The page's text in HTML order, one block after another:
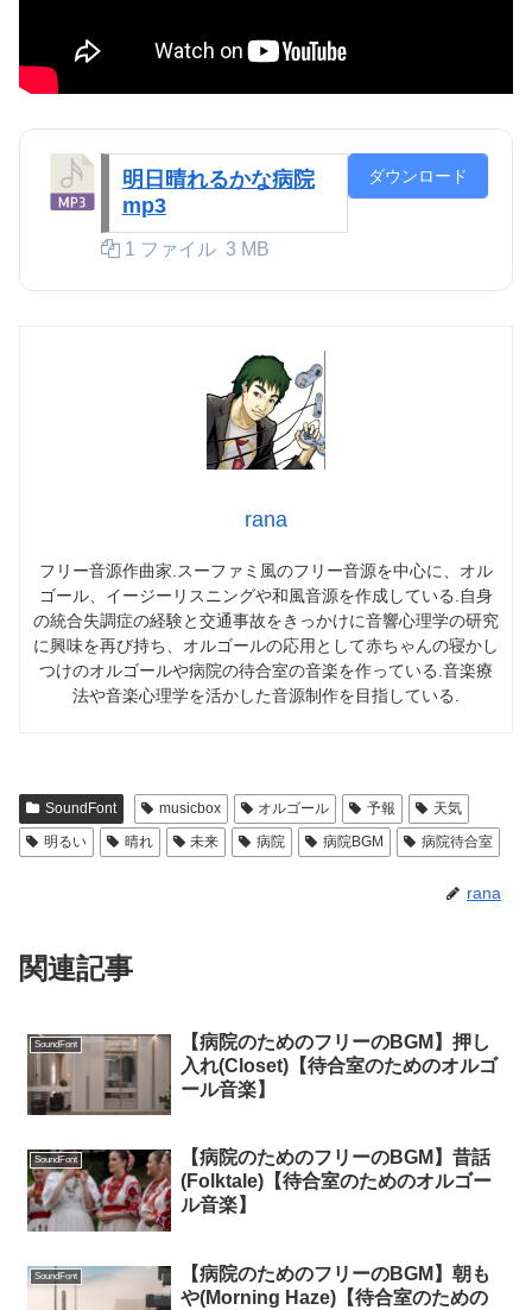
明日晴れるかな病院
mp3
1 ファイル 3 MB
ダウンロード
rana
フリー音源作曲家.スーファミ風のフリー音源を中心に、オル
ゴール、イージーリスニングや和風音源を作成している.自身
の統合失調症の経験と交通事故をきっかけに音響心理学の研究
に興味を再び持ち、オルゴールの応用として赤ちゃんの寝かし
つけのオルゴールや病院の待合室の音楽を作っている.音楽療
法や音楽心理学を活かした音源制作を目指している.
SoundFont musicbox オルゴール 予報
天気
明るい
晴れ 未来 病院 病院BGM 病院待合室
rana
関連記事
SoundFont
【病院のためのフリーのBGM】押し
入れ(Closet)【待合室のためのオルゴ
ール音楽】
SoundFont
【病院のためのフリーのBGM】昔話
(Folktale)【待合室のためのオルゴー
ル音楽】
SoundFont
【病院のためのフリーのBGM】朝も
や(Morning Haze)【待合室のための